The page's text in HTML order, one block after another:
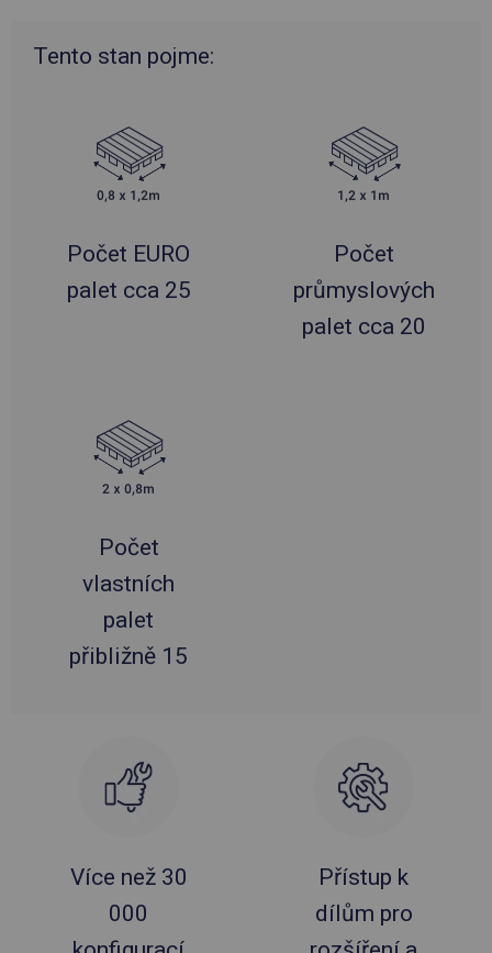
Tento stan pojme:
Počet EURO
palet cca 25
Počet
průmyslových
palet cca 20
Počet
vlastních
palet
přibližně 15
Více než 30
000
Přístup k
dílům pro